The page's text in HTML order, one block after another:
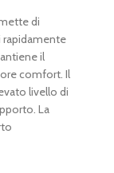
di
rapidamente
il
comfort. Il
livello di
La